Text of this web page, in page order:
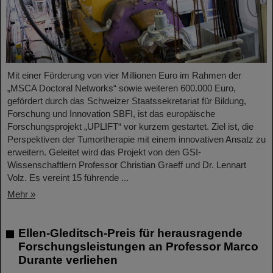
Mit einer Förderung von vier Millionen Euro im Rahmen der
„MSCA Doctoral Networks“ sowie weiteren 600.000 Euro,
gefördert durch das Schweizer Staatssekretariat für Bildung,
Forschung und Innovation SBFI, ist das europäische
Forschungsprojekt „UPLIFT“ vor kurzem gestartet. Ziel ist, die
Perspektiven der Tumortherapie mit einem innovativen Ansatz zu
erweitern. Geleitet wird das Projekt von den GSI-
Wissenschaftlern Professor Christian Graeff und Dr. Lennart
Volz. Es vereint 15 führende ...
Mehr »
Ellen-Gleditsch-Preis für herausragende
Forschungsleistungen an Professor Marco
Durante verliehen